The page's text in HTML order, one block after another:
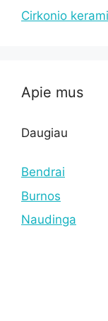
Cirkonio
Apie mus
Daugiau
Bendrai
Burnos
Naudinga